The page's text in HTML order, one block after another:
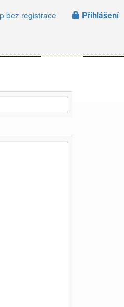
bez registrace Přihlášení